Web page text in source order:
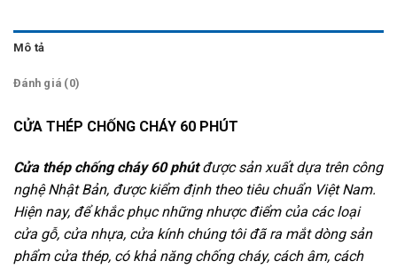
Mô tả
Đánh giá (0)
CỬA THÉP CHỐNG CHÁY 60 PHÚT
Cửa thép chống cháy 60 phútđược sản xuất dựa trên công
nghệ Nhật Bản, được kiểm định theo tiêu chuẩn Việt Nam.
Hiện nay, để khắc phục những nhược điểm của các loại
cửa gỗ, cửa nhựa, cửa kính chúng tôi đã ra mắt dòng sản
phẩm cửa thép, có khả năng chống cháy, cách âm, cách